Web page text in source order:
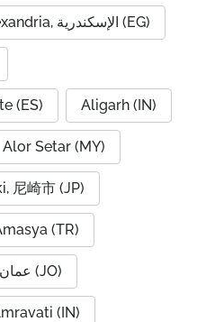
Alexandria, الإسكندرية (EG)
(ES) Aligarh (IN)
Alor Setar (MY)
尼崎市 (JP)
(TR)
Amman, عمان (JO)
(IN)